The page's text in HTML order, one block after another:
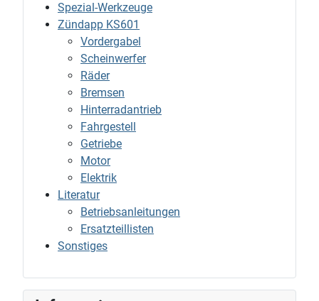
Spezial-Werkzeuge
Zündapp KS601
Vordergabel
Scheinwerfer
Räder
Bremsen
Hinterradantrieb
Fahrgestell
Getriebe
Motor
Elektrik
Literatur
Betriebsanleitungen
Ersatzteillisten
Sonstiges